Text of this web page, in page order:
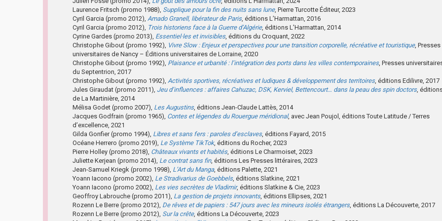
Laurence Fritsch (promo 1988), Supplique pour la fin des nuits sans lune, Pierre Turcotte Éditeur, 2023
Cyril Garcia (promo 2012), Amado Granell, libérateur de Paris, éditions L’Harmattan, 2016
Cyril Garcia (promo 2012), Trois historiens face à la Guerre d’Algérie, éditions L’Harmattan, 2014
Cyrine Gardes (promo 2013), Essentiel·les et invisibles, éditions du Croquant, 2022
Christophe Gibout (promo 1992), Vivre Slow : Enjeux et perspectives pour une transition corporelle, récréative et touristique, Presses
universitaires de Nancy – Éditions universitaires de Lorraine, 2020
Christophe Gibout (promo 1992), Plaisance et urbanité : l’intégration des ports dans les villes contemporaines, Presses
du Septentrion, 2017
Christophe Gibout (promo 1992), Activités sportives, récréatives et ludiques & développement des territoires, éditions Edilivre, 2017
Jules Giraudat (promo 2011), Jeu d’influences : affaires Cahuzac, DSK, Kerviel, Bettencourt… dans la peau des spin doctors,
de La Martinière, 2014
Mélisa Godet (promo 2007), Les Augustins, éditions Jean-Claude Lattès, 2014
Jacques Godfrain (promo 1965), Contes et légendes du Rouergue méridional, avec Jean Poujol, éditions Toute Latitude / Terres
d’excellence, 2021
Gilda Gonfier (promo 1994), Libres et sans fers : paroles d’esclaves, éditions Fayard, 2015
Océane Herrero (promo 2019), Le Système TikTok, éditions du Rocher, 2023
Pierre Holley (promo 2018), Châteaux vivants et habités, éditions Le Charmoiset, 2023
Juliette Kerjean (promo 2014), Le contrat sans fin, éditions Les Presses littéraires, 2023
Jean-Samuel Kriegk (promo 1998), L’Art du Manga, éditions Palette, 2021
Yoann Iacono (promo 2002), Le Stradivarius de Goebbels, éditions Slatkine, 2021
Yoann Iacono (promo 2002), Les vies secrètes de Vladimir, éditions Slatkine & Cie, 2023
Geoffroy Labrouche (promo 2011), La gestion de projets innovants, éditions Ellipses, 2021
Rozenn Le Berre (promo 2012), De rêves et de papiers : 547 jours avec les mineurs isolés étrangers, éditions La Découverte, 2017
Rozenn Le Berre (promo 2012), Sur la crête, éditions La Découverte, 2023